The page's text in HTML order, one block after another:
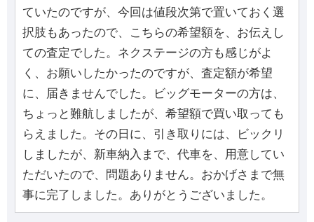
ていたのですが、今回は値段次第で置いておく選
択肢もあったので、こちらの希望額を、お伝えし
ての査定でした。ネクステージの方も感じがよ
く、お願いしたかったのですが、査定額が希望
に、届きませんでした。ビッグモーターの方は、
ちょっと難航しましたが、希望額で買い取っても
らえました。その日に、引き取りには、ビックリ
しましたが、新車納入まで、代車を、用意してい
ただいたので、問題ありません。おかげさまで無
事に完了しました。ありがとうございました。